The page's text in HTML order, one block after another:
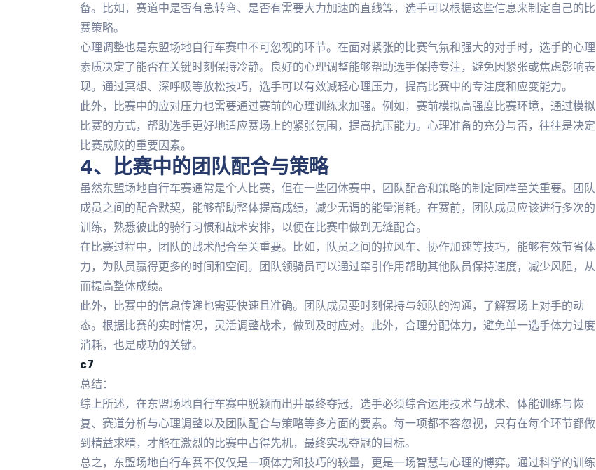
备。比如，赛道中是否有急转弯、是否有需要大力加速的直线等，选手可以根据这些信息来制定自己的比
赛策略。
心理调整也是东盟场地自行车赛中不可忽视的环节。在面对紧张的比赛气氛和强大的对手时，选手的心理
素质决定了能否在关键时刻保持冷静。良好的心理调整能够帮助选手保持专注，避免因紧张或焦虑影响表
现。通过冥想、深呼吸等放松技巧，选手可以有效减轻心理压力，提高比赛中的专注度和应变能力。
此外，比赛中的应对压力也需要通过赛前的心理训练来加强。例如，赛前模拟高强度比赛环境，通过模拟
比赛的方式，帮助选手更好地适应赛场上的紧张氛围，提高抗压能力。心理准备的充分与否，往往是决定
比赛成败的重要因素。
4、比赛中的团队配合与策略
虽然东盟场地自行车赛通常是个人比赛，但在一些团体赛中，团队配合和策略的制定同样至关重要。团队
成员之间的配合默契，能够帮助整体提高成绩，减少无谓的能量消耗。在赛前，团队成员应该进行多次的
训练，熟悉彼此的骑行习惯和战术安排，以便在比赛中做到无缝配合。
在比赛过程中，团队的战术配合至关重要。比如，队员之间的拉风车、协作加速等技巧，能够有效节省体
力，为队员赢得更多的时间和空间。团队领骑员可以通过牵引作用帮助其他队员保持速度，减少风阻，从
而提高整体成绩。
此外，比赛中的信息传递也需要快速且准确。团队成员要时刻保持与领队的沟通，了解赛场上对手的动
态。根据比赛的实时情况，灵活调整战术，做到及时应对。此外，合理分配体力，避免单一选手体力过度
消耗，也是成功的关键。
c7
总结：
综上所述，在东盟场地自行车赛中脱颖而出并最终夺冠，选手必须综合运用技术与战术、体能训练与恢
复、赛道分析与心理调整以及团队配合与策略等多方面的要素。每一项都不容忽视，只有在每个环节都做
到精益求精，才能在激烈的比赛中占得先机，最终实现夺冠的目标。
总之，东盟场地自行车赛不仅仅是一项体力和技巧的较量，更是一场智慧与心理的博弈。通过科学的训练